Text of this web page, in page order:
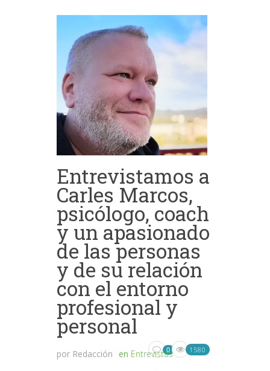
Entrevistamos a
Carles Marcos,
psicólogo, coach
y un apasionado
de las personas
y de su relación
con el entorno
profesional y
personal
por Redacción en Entrevistas
0 1580